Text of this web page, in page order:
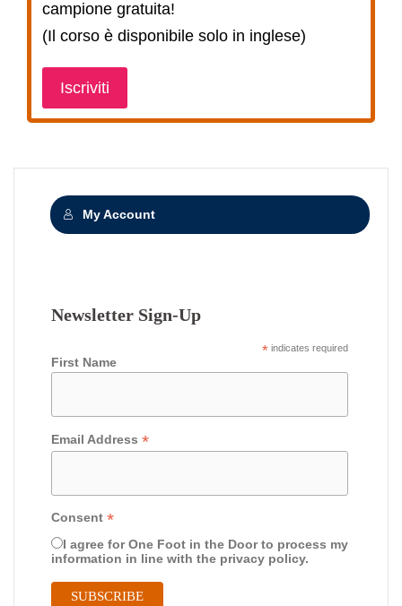
campione gratuita!
(Il corso è disponibile solo in inglese)
Iscriviti
My Account
Newsletter Sign-Up
* indicates required
First Name
Email Address *
Consent *
I agree for One Foot in the Door to process my
information in line with the privacy policy.